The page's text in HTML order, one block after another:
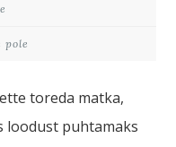
pole
toreda matka,
loodust puhtamaks